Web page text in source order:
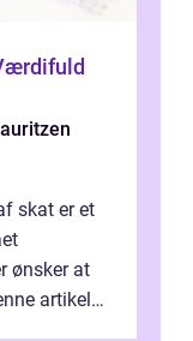
skat er et
ønsker at
artikel